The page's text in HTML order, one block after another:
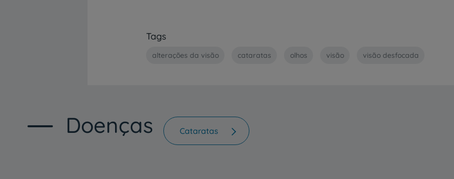
Tags
alterações da visão cataratas olhos visão visão desfocada
Doenças Cataratas